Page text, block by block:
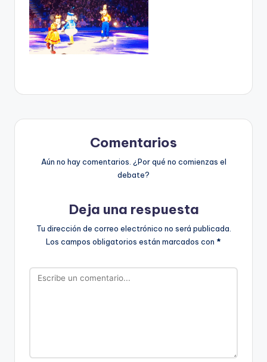
Comentarios
Aún no hay comentarios. ¿Por qué no comienzas el
debate?
Deja una respuesta
Tu dirección de correo electrónico no será publicada.
Los campos obligatorios están marcados con *